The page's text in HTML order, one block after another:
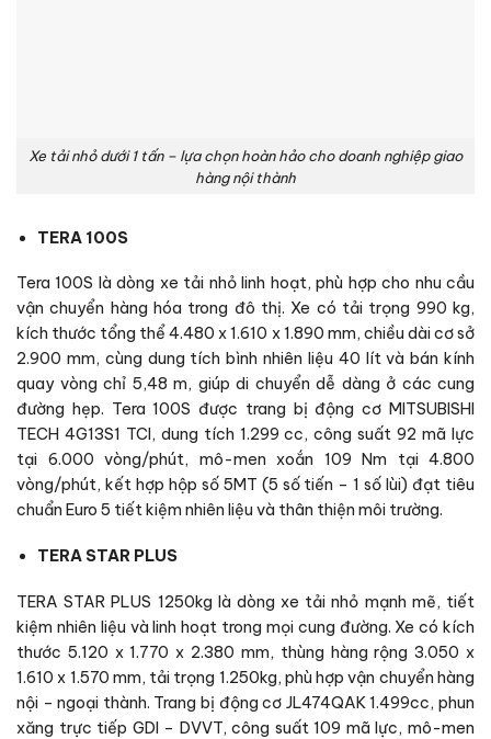
Xe tải nhỏ dưới 1 tấn – lựa chọn hoàn hảo cho doanh nghiệp giao
hàng nội thành
TERA 100S
Tera 100S là dòng xe tải nhỏ linh hoạt, phù hợp cho nhu cầu
vận chuyển hàng hóa trong đô thị. Xe có tải trọng 990 kg,
kích thước tổng thể 4.480 x 1.610 x 1.890 mm, chiều dài cơ sở
2.900 mm, cùng dung tích bình nhiên liệu 40 lít và bán kính
quay vòng chỉ 5,48 m, giúp di chuyển dễ dàng ở các cung
đường hẹp. Tera 100S được trang bị động cơ MITSUBISHI
TECH 4G13S1 TCI, dung tích 1.299 cc, công suất 92 mã lực
tại 6.000 vòng/phút, mô-men xoắn 109 Nm tại 4.800
vòng/phút, kết hợp hộp số 5MT (5 số tiến – 1 số lùi) đạt tiêu
chuẩn Euro 5 tiết kiệm nhiên liệu và thân thiện môi trường.
TERA STAR PLUS
TERA STAR PLUS 1250kg là dòng xe tải nhỏ mạnh mẽ, tiết
kiệm nhiên liệu và linh hoạt trong mọi cung đường. Xe có kích
thước 5.120 x 1.770 x 2.380 mm, thùng hàng rộng 3.050 x
1.610 x 1.570 mm, tải trọng 1.250kg, phù hợp vận chuyển hàng
nội – ngoại thành. Trang bị động cơ JL474QAK 1.499cc, phun
xăng trực tiếp GDI – DVVT, công suất 109 mã lực, mô-men